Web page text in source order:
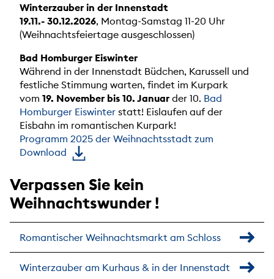
Winterzauber in der Innenstadt
19.11.- 30.12.2026, Montag-Samstag 11-20 Uhr
(Weihnachtsfeiertage ausgeschlossen)
Bad Homburger Eiswinter
Während in der Innenstadt Büdchen, Karussell und
festliche Stimmung warten, findet im Kurpark
vom 19. November bis 10. Januar der 10. Bad
Homburger Eiswinter statt! Eislaufen auf der
Eisbahn im romantischen Kurpark!
Programm 2025 der Weihnachtsstadt zum
Download
Verpassen Sie kein
Weihnachtswunder !
Romantischer Weihnachtsmarkt am Schloss
Winterzauber am Kurhaus & in der Innenstadt